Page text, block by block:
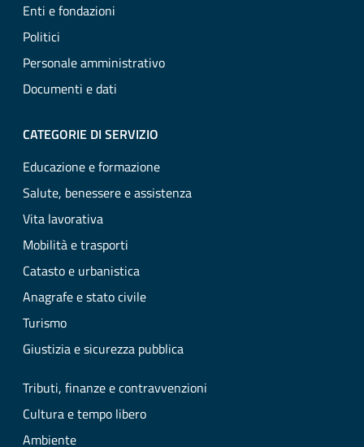
Enti e fondazioni
Politici
Personale amministrativo
Documenti e dati
CATEGORIE DI SERVIZIO
Educazione e formazione
Salute, benessere e assistenza
Vita lavorativa
Mobilità e trasporti
Catasto e urbanistica
Anagrafe e stato civile
Turismo
Giustizia e sicurezza pubblica
Tributi, finanze e contravvenzioni
Cultura e tempo libero
Ambiente